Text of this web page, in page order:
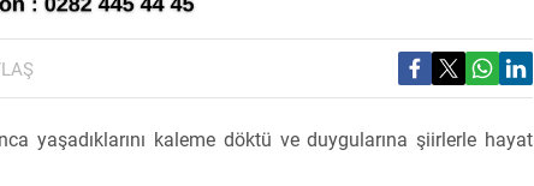
yaşadıklarını kaleme döktü ve duygularına şiirlerle hayat